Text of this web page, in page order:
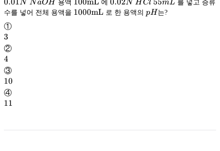
NaOH
N NaOH 용액
100mL
에
HCl\
N HCl mL 를 넣고 증류
수를 넣어 전체 용액을 \rm
1000mL 로 한 용액의 pH
pH
①
3
3
②
4
4
③
10
10
④
11
11